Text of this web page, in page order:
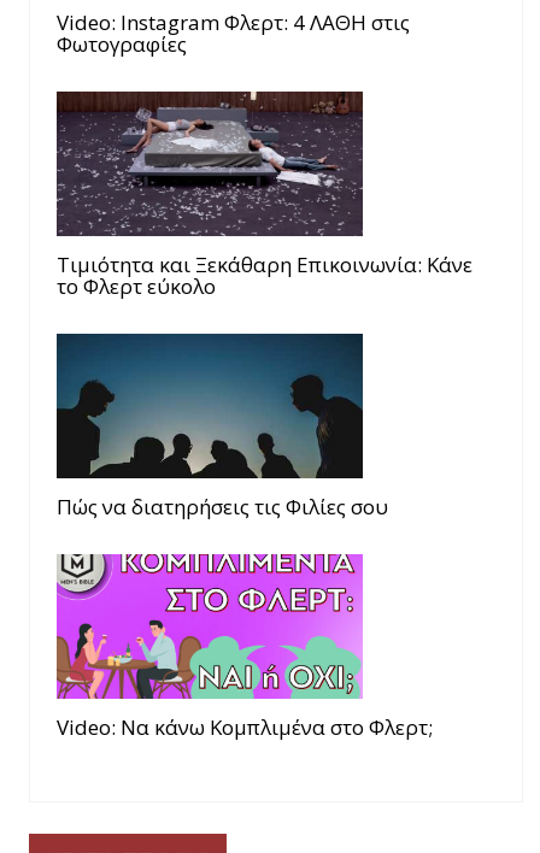
Video: Instagram Φλερτ: 4 ΛΑΘΗ στις
Φωτογραφίες
Τιμιότητα και Ξεκάθαρη Επικοινωνία: Κάνε
το Φλερτ εύκολο
Πώς να διατηρήσεις τις Φιλίες σου
Video: Να κάνω Κομπλιμένα στο Φλερτ;